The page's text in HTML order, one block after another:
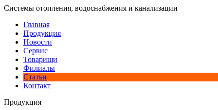
Системы отопления, водоснабжения и канализации
Главная
Продукция
Новости
Сервис
Товарищи
Филиалы
Статьи
Контакт
Продукция